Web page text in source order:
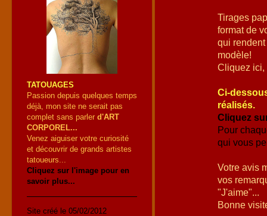
TATOUAGES
Passion depuis quelques temps
déjà, mon site ne serait pas
complet sans parler d'ART
CORPOREL...
Venez aiguiser votre curiosité
et découvrir de grands artistes
tatoueurs...
Cliquez sur l'image pour en
savoir plus...
Site créé le 05/02/2012
Tirages
format de
qui
modèle!
Cliquez ici,
Ci-
réalisés.
Cliquez
Pour
qui vous
Votre avis
vos
"J'aime"...
Bonne